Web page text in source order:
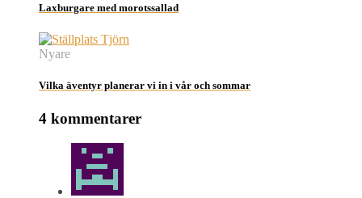
Laxburgare med morotssallad
Nyare
Vilka äventyr planerar vi in i vår och sommar
4 kommentarer